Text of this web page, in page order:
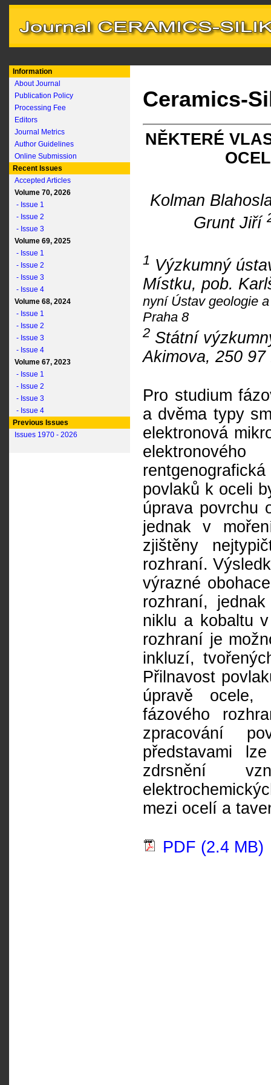
Information
About Journal
Publication Policy
Processing Fee
Editors
Journal Metrics
Author Guidelines
Online Submission
Recent Issues
Accepted Articles
Volume 70, 2026
- Issue 1
- Issue 2
- Issue 3
Volume 69, 2025
- Issue 1
- Issue 2
- Issue 3
- Issue 4
Volume 68, 2024
- Issue 1
- Issue 2
- Issue 3
- Issue 4
Volume 67, 2023
- Issue 1
- Issue 2
- Issue 3
- Issue 4
Previous Issues
Issues 1970 - 2026
Ceramics-
NĚKTERÉ
Kolman
Grunt Jiří
1 Výzkumný
Místku, pob.
nyní Ústav geologie
Praha 8
2 Státní
Akimova, 250
Pro studium
a dvěma typy
elektronová
povlaků k oceli
úprava povrchu
jednak v
zjištěny
rozhraní.
výrazné
rozhraní,
niklu a kobaltu
rozhraní je
inkluzí,
Přilnavost
úpravě ocele,
fázového
zpracování
představami
zdrsnění
mezi ocelí a
PDF (2.4 MB)